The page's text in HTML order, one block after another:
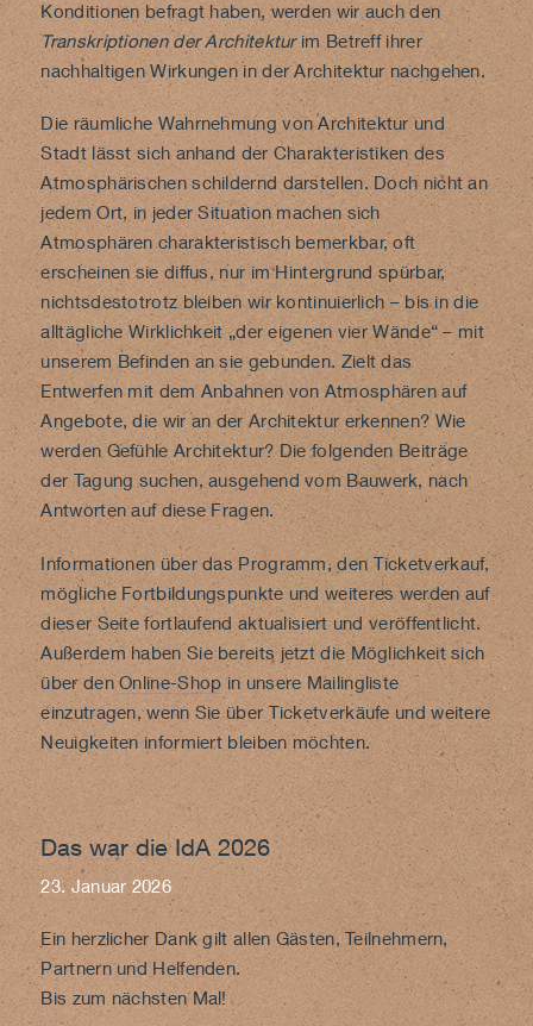
Konditionen befragt haben, werden wir auch den
Transkriptionen der Architekturim Betreff ihrer
nachhaltigen Wirkungen in der Architektur nachgehen.
Die räumliche Wahrnehmung von Architektur und
Stadt lässt sich anhand der Charakteristiken des
Atmosphärischen schildernd darstellen. Doch nicht an
jedem Ort, in jeder Situation machen sich
Atmosphären charakteristisch bemerkbar, oft
erscheinen sie diffus, nur im Hintergrund spürbar,
nichtsdestotrotz bleiben wir kontinuierlich – bis in die
alltägliche Wirklichkeit „der eigenen vier Wände“ – mit
unserem Befinden an sie gebunden. Zielt das
Entwerfen mit dem Anbahnen von Atmosphären auf
Angebote, die wir an der Architektur erkennen? Wie
werden Gefühle Architektur? Die folgenden Beiträge
der Tagung suchen, ausgehend vom Bauwerk, nach
Antworten auf diese Fragen.
Informationen über das Programm, den Ticketverkauf,
mögliche Fortbildungspunkte und weiteres werden auf
dieser Seite fortlaufend aktualisiert und veröffentlicht.
Außerdem haben Sie bereits jetzt die Möglichkeit sich
über denOnline-Shop in unsere Mailingliste
einzutragen, wenn Sie über Ticketverkäufe und weitere
Neuigkeiten informiert bleiben möchten.
Das war die IdA 2026
23. Januar 2026
Ein herzlicher Dank gilt allen Gästen, Teilnehmern,
Partnern und Helfenden.
Bis zum nächsten Mal!